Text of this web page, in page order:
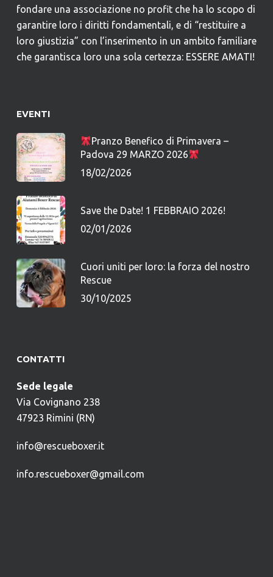
fondare una associazione no profit che ha lo scopo di
garantire loro i diritti fondamentali, e di “restituire a
loro giustizia” con l’inserimento in un ambito familiare
che garantisca loro una sola certezza: ESSERE AMATI!
EVENTI
Pranzo Benefico di Primavera –
Padova 29 MARZO 2026
18/02/2026
Save the Date! 1 FEBBRAIO 2026!
02/01/2026
Cuori uniti per loro: la forza del nostro
Rescue
30/10/2025
CONTATTI
Sede legale
Via Covignano 238
47923 Rimini (RN)
info@rescueboxer.it
info.rescueboxer@gmail.com